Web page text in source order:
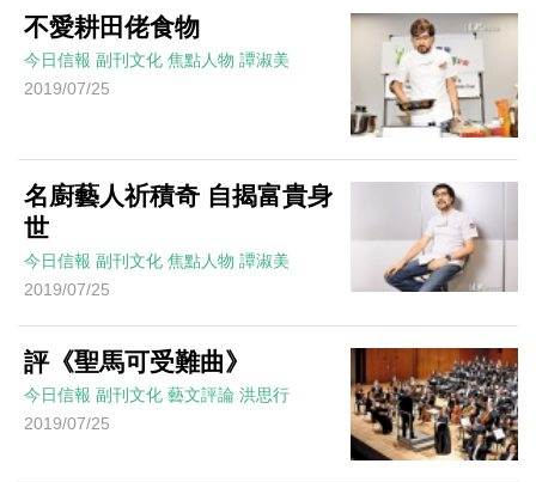
不愛耕田佬食物
今日信報 副刊文化 焦點人物 譚淑美
2019/07/25
名廚藝人祈積奇 自揭富貴身
世
今日信報 副刊文化 焦點人物 譚淑美
2019/07/25
評《聖馬可受難曲》
今日信報 副刊文化 藝文評論 洪思行
2019/07/25